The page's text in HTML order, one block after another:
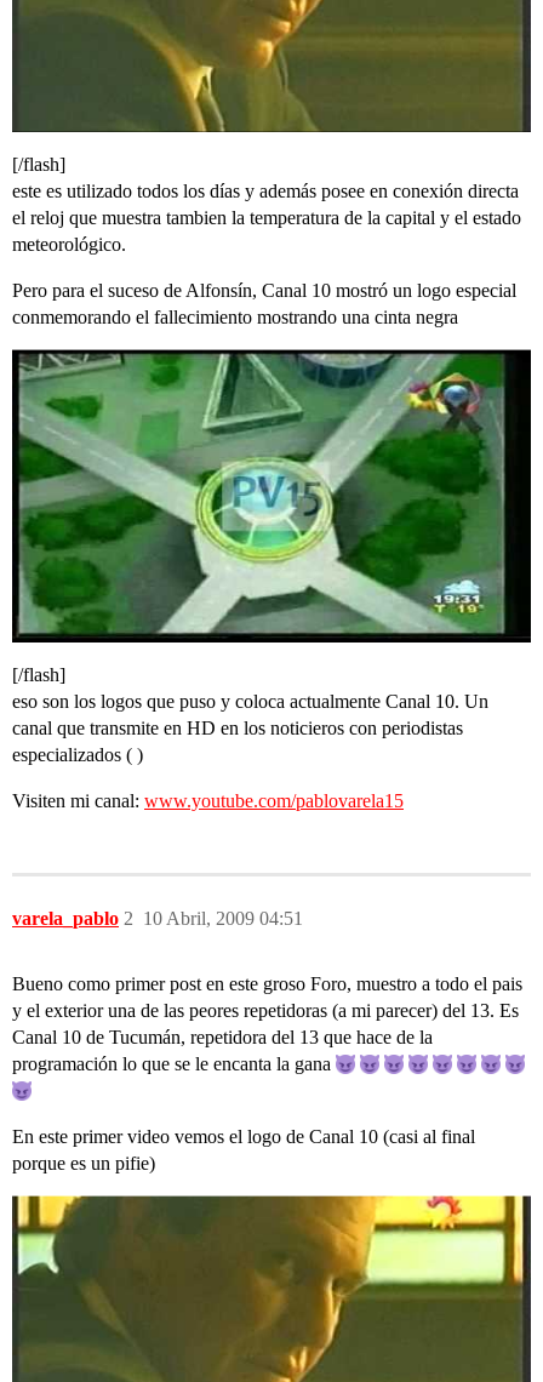
[/flash]
este es utilizado todos los días y además posee en conexión directa
el reloj que muestra tambien la temperatura de la capital y el estado
meteorológico.
Pero para el suceso de Alfonsín, Canal 10 mostró un logo especial
conmemorando el fallecimiento mostrando una cinta negra
[/flash]
eso son los logos que puso y coloca actualmente Canal 10. Un
canal que transmite en HD en los noticieros con periodistas
especializados ( )
Visiten mi canal: www.youtube.com/pablovarela15
varela_pablo 10 Abril, 2009 04:51
2
Bueno como primer post en este groso Foro, muestro a todo el pais
y el exterior una de las peores repetidoras (a mi parecer) del 13. Es
Canal 10 de Tucumán, repetidora del 13 que hace de la
programación lo que se le encanta la gana
En este primer video vemos el logo de Canal 10 (casi al final
porque es un pifie)